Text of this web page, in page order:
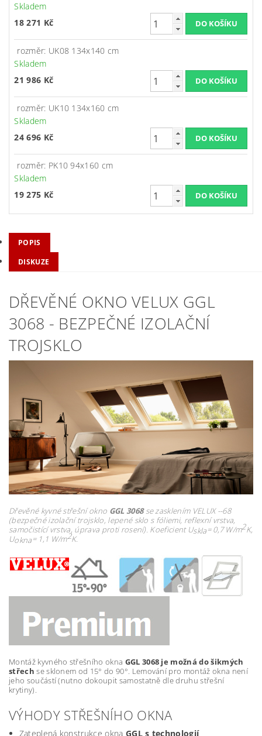
Skladem
18 271 Kč
rozměr: UK08 134x140 cm
Skladem
21 986 Kč
rozměr: UK10 134x160 cm
Skladem
24 696 Kč
rozměr: PK10 94x160 cm
Skladem
19 275 Kč
POPIS
DISKUZE
DŘEVĚNÉ OKNO VELUX GGL
3068 - BEZPEČNÉ IZOLAČNÍ
TROJSKLO
Dřevěné kyvné střešní okno GGL 3068se zasklením VELUX --68
(bezpečné izolační trojsklo, lepené sklo s fóliemi, reflexní vrstva,
samočistící vrstva, úprava proti rosení). Koeficient Uskla= 0,7 W/m2K,
Uokna= 1,1 W/m2K.
Montáž kyvného střešního okna GGL 3068 je možná do šikmých
střech se sklonem od 15° do 90°. Lemování pro montáž okna není
jeho součástí (nutno dokoupit samostatně dle druhu střešní
krytiny).
VÝHODY STŘEŠNÍHO OKNA
Zateplená konstrukce okna GGL s technologií